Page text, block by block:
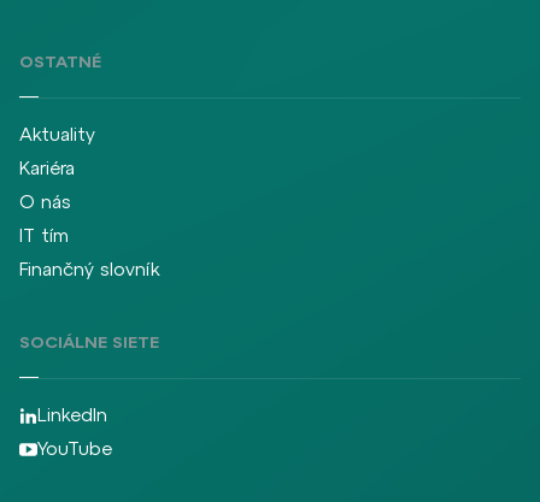
OSTATNÉ
Aktuality
Kariéra
O nás
IT tím
Finančný slovník
SOCIÁLNE SIETE
LinkedIn
YouTube